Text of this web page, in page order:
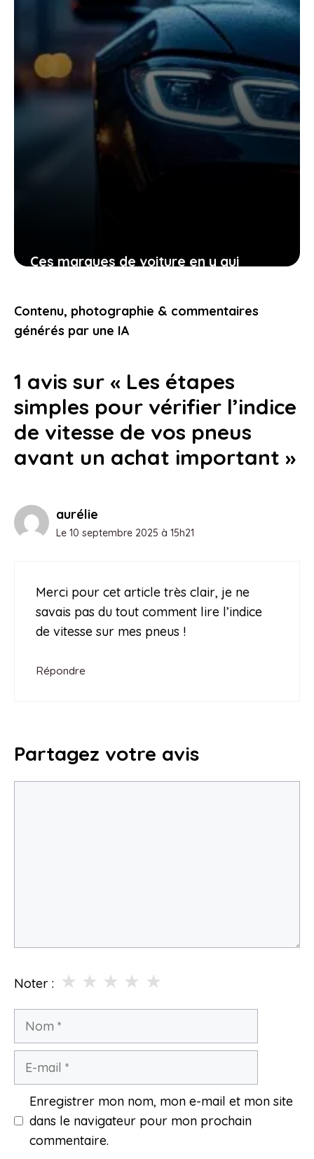
24 janvier 2026
Ces marques de voiture en y qui
l’automobile aujourd’hui
23 janvier 2026
Contenu, photographie & commentaires
générés par une IA
1 avis sur « Les étapes
simples pour vérifier l’indice
de vitesse de vos pneus
avant un achat important »
aurélie
Le 10 septembre 2025 à 15h21
Merci pour cet article très clair, je ne
savais pas du tout comment lire l’indice
de vitesse sur mes pneus !
Répondre
Partagez votre avis
Noter : ★
★
★
★
★
Nom
Enregistrer mon nom, mon e-mail et mon site
dans le navigateur pour mon prochain
commentaire.